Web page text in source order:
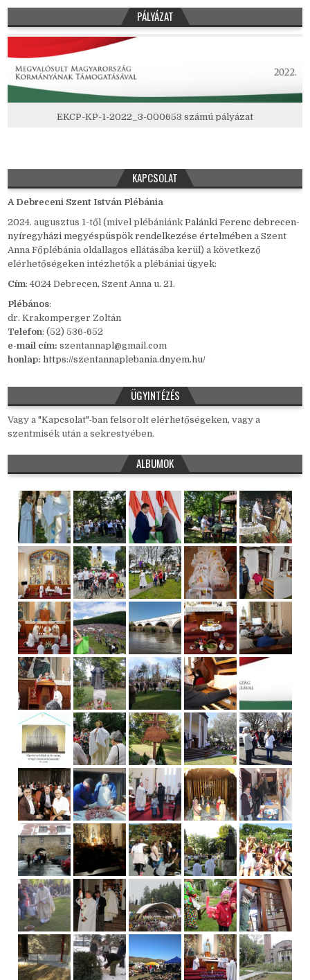
PÁLYÁZAT
EKCP-KP-1-2022_3-000653 számú pályázat
KAPCSOLAT
A Debreceni Szent István Plébánia
2024. augusztus 1-től (mivel plébániánkPalánki Ferenc debrecen-
nyíregyházi megyéspüspök rendelkezése értelmében a Szent
Anna Főplébánia oldallagos ellátásába kerül) a következő
elérhetőségeken intézhetők a plébániai ügyek:
Cím: 4024 Debrecen, Szent Anna u. 21.
Plébános:
dr. Krakomperger Zoltán
Telefon: (52) 536-652
e-mail cím: szentannapl@gmail.com
honlap:https://szentannaplebania.dnyem.hu/
ÜGYINTÉZÉS
Vagy a "Kapcsolat"-ban felsorolt elérhetőségeken, vagy a
szentmisék után a sekrestyében.
ALBUMOK